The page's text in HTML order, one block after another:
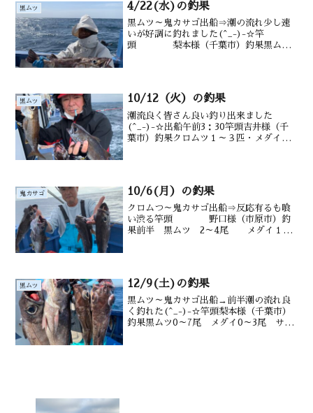
黒ムツ 4/22(水)の釣果
黒ムツ～鬼カサゴ出船⇒潮の流れ少し速
いが好調に釣れました(^_-)-☆竿
頭 梨本様（千葉市）釣果黒ム
黒ムツ 10/12（火）の釣果
潮流良く皆さん良い釣り出来ました
(^_-)-☆出船午前3：30竿頭吉井様（千
葉市）釣果クロムツ１～３匹・メダイ２
鬼カサゴ 10/6(月）の釣果
クロムつ～鬼カサゴ出船⇒反応有るも喰
い渋る竿頭 野口様（市原市）釣
果前半 黒ムツ 2～4尾 メダイ１～3
黒ムツ 12/9(土)の釣果
黒ムツ～鬼カサゴ出船→前半潮の流れ良
く釣れた(^_-)-☆竿頭梨本様（千葉市）
釣果黒ムツ0～7尾 メダイ0～3尾 サバ